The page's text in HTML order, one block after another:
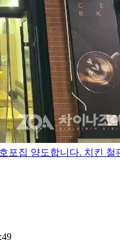
포집 양도합니다. 치킨 철